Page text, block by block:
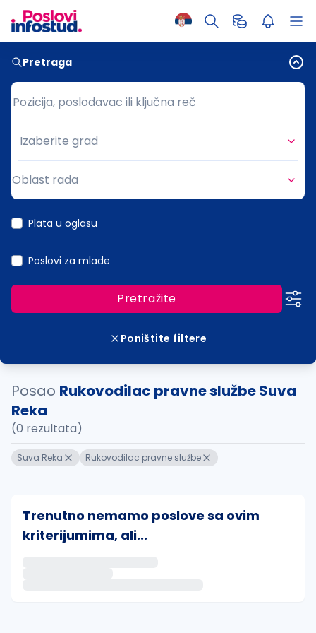
Pretraga
Pozicija, poslodavac ili ključna reč
Pozicija, poslodavac ili ključna reč
Grad
Izaberite grad
Oblast rada
Plata u oglasu
Poslovi za mlade
Pretražite
Poništite filtere
Posao Rukovodilac pravne službe Suva
Reka
(0 rezultata)
Suva Reka Rukovodilac pravne službe
Trenutno nemamo poslove sa ovim
kriterijumima, ali...